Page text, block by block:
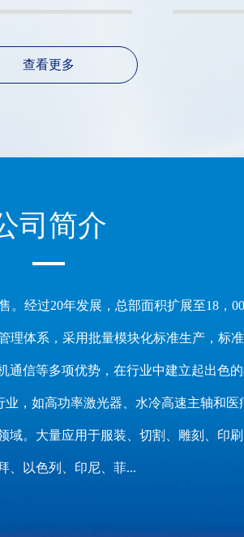
查看更多
司简介
经过20年发展，总部面积扩展至18，
体系，采用批量模块化标准生产，标
信等多项优势，在行业中建立起出色
，如高功率激光器、水冷高速主轴和
。大量应用于服装、切割、雕刻、印
、以色列、印尼、菲...